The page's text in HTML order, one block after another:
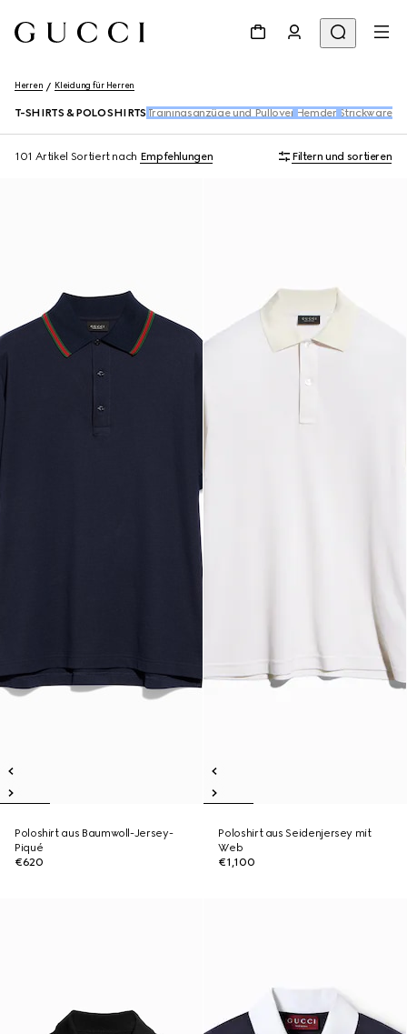
Herren Kleidung für Herren
T-SHIRTS & POLO SHIRTS Trainingsanzüge und Pullover Hemden Strickwaren
101 Artikel Sortiert nach Empfehlungen Filtern und sortieren
Poloshirt aus Baumwoll-Jersey-
Piqué
€620
Poloshirt aus Seidenjersey mit
Web
€1,100